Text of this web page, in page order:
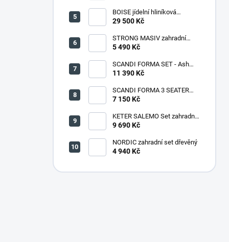
BOISE jídelní hliníková
souprava CAPPUCCINO
29 500 Kč
STRONG MASIV zahradní
lavice dřevěná - 180 cm
5 490 Kč
SCANDI FORMA SET - Ash
grey/Storm grey
11 390 Kč
SCANDI FORMA 3 SEATER
SOFA - Ash grey/Storm grey
7 150 Kč
KETER SALEMO Set zahradní,
grafit/šedá 17206003
9 690 Kč
NORDIC zahradní set dřevěný
4 940 Kč